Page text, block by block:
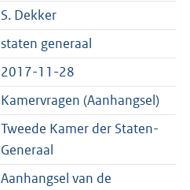
K
b
2
K
b
S. Dekker
staten generaal
2017-11-28
Kamervragen (Aanhangsel)
Tweede Kamer der Staten-
Generaal
Aanhangsel van de